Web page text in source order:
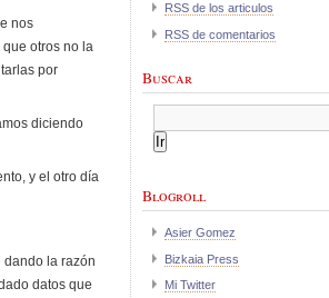
nos
otros no la
por
diciendo
y el otro día
dando la razón
datos que
RSS de los articulos
RSS de comentarios
Buscar
Blogroll
Asier Gomez
Bizkaia Press
Mi Twitter